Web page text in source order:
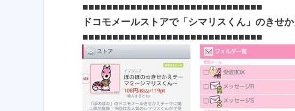
■■■■■■■■■■■■■■■■■■■■■■■■■■■■■■
ドコモメールストアで「シマリスくん」のきせ
■■■■■■■■■■■■■■■■■■■■■■■■■■■■■■